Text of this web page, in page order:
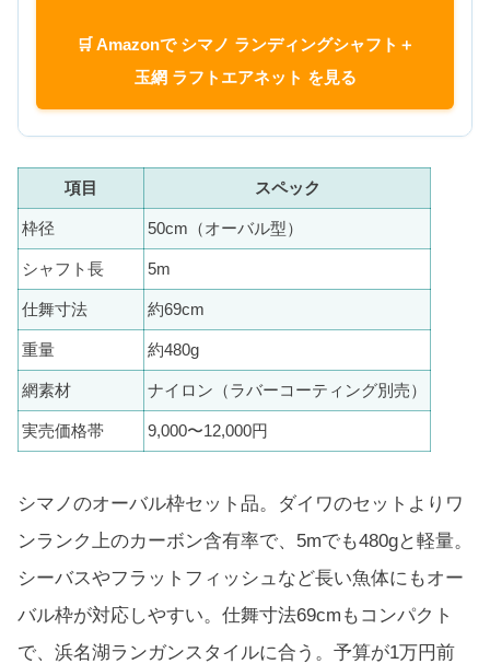
🛒 Amazonで シマノ ランディングシャフト＋
玉網 ラフトエアネット を見る
項目 スペック
枠径 50cm（オーバル型）
シャフト長 5m
仕舞寸法 約69cm
重量 約480g
網素材 ナイロン（ラバーコーティング別売）
実売価格帯 9,000〜12,000円
シマノのオーバル枠セット品。ダイワのセットよりワ
ンランク上のカーボン含有率で、5mでも480gと軽量。
シーバスやフラットフィッシュなど長い魚体にもオー
バル枠が対応しやすい。仕舞寸法69cmもコンパクト
で、浜名湖ランガンスタイルに合う。予算が1万円前